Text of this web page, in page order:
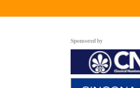
Sponsored by